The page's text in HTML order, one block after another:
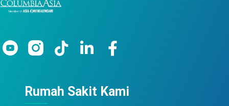
Rumah Sakit Kami